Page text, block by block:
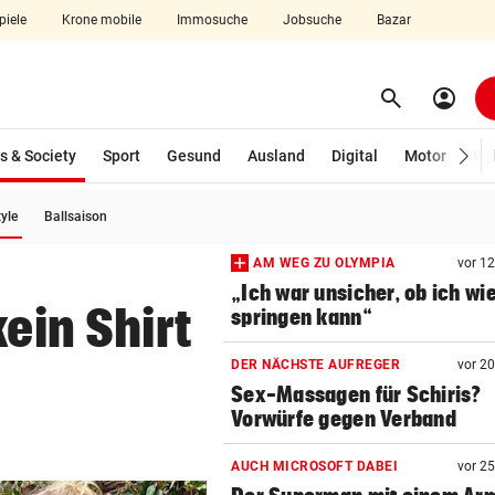
Krone mobile Immosuche Jobsuche Bazar
aufklappen search Suchen
account_circle
& Society
Sport
Gesund Ausland Digital Motor
Ballsaison
Shirt
AM WEG ZU OLYMPIA vor
„Ich war unsicher, ob ich
springen kann“
DER NÄCHSTE AUFREGER vor
Sex-Massagen für Schiris?
Vorwürfe gegen Verband
AUCH MICROSOFT DABEI vor